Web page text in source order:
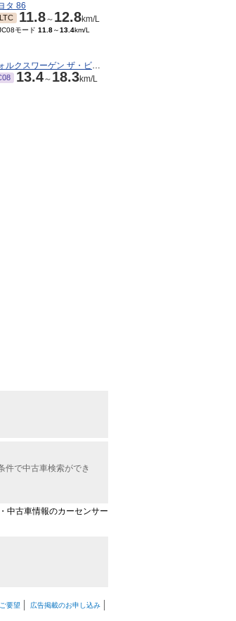
タ 86
11.8～ 12.8km/L
モード 11.8～13.4km/L
フォルクスワーゲン ザ・ビートル
13.4～ 18.3km/L
件で中古車検索ができ
中古車情報のカーセンサー
要望 広告掲載のお申し込み